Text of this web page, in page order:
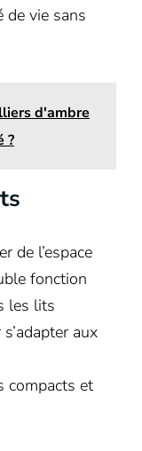
de vie sans
d'ambre
?
de l’espace
fonction
les lits
aux
compacts et